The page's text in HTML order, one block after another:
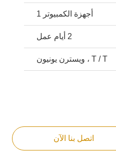
أجهزة الكمبيوتر 1
2 أيام عمل
T / T ، ويسترن يونيون
اتصل بنا الآن